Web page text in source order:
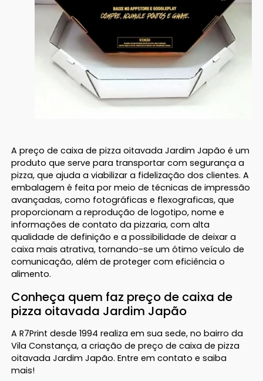
A preço de caixa de pizza oitavada Jardim Japão é um
produto que serve para transportar com segurança a
pizza, que ajuda a viabilizar a fidelização dos clientes. A
embalagem é feita por meio de técnicas de impressão
avançadas, como fotográficas e flexograficas, que
proporcionam a reprodução de logotipo, nome e
informações de contato da pizzaria, com alta
qualidade de definição e a possibilidade de deixar a
caixa mais atrativa, tornando-se um ótimo veículo de
comunicação, além de proteger com eficiência o
alimento.
Conheça quem faz preço de caixa de
pizza oitavada Jardim Japão
A R7Print desde 1994 realiza em sua sede, no bairro da
Vila Constança, a criação de preço de caixa de pizza
oitavada Jardim Japão. Entre em contato e saiba
mais!